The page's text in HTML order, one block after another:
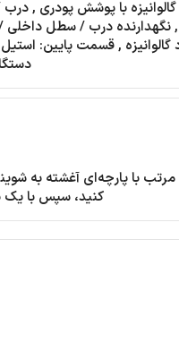
گالوانیزه با پوشش پودری ,درب
,نگهدارنده درب / سطل داخلی /
,قسمت پایین:
مرتب با پارچه‌ای آغشته به
کنید، سپس با یک